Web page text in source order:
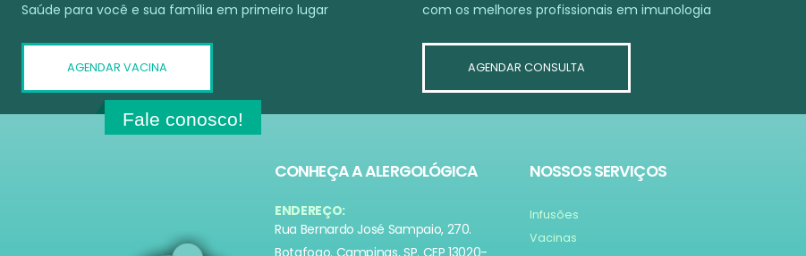
Saúde para você e sua família em primeiro lugar
AGENDAR VACINA
com os melhores profissionais em imunologia
AGENDAR CONSULTA
Fale conosco!
CONHEÇA A ALERGOLÓGICA
ENDEREÇO:
Rua Bernardo José Sampaio, 270.
Botafogo. Campinas, SP. CEP 13020-
NOSSOS SERVIÇOS
Infusões
Vacinas